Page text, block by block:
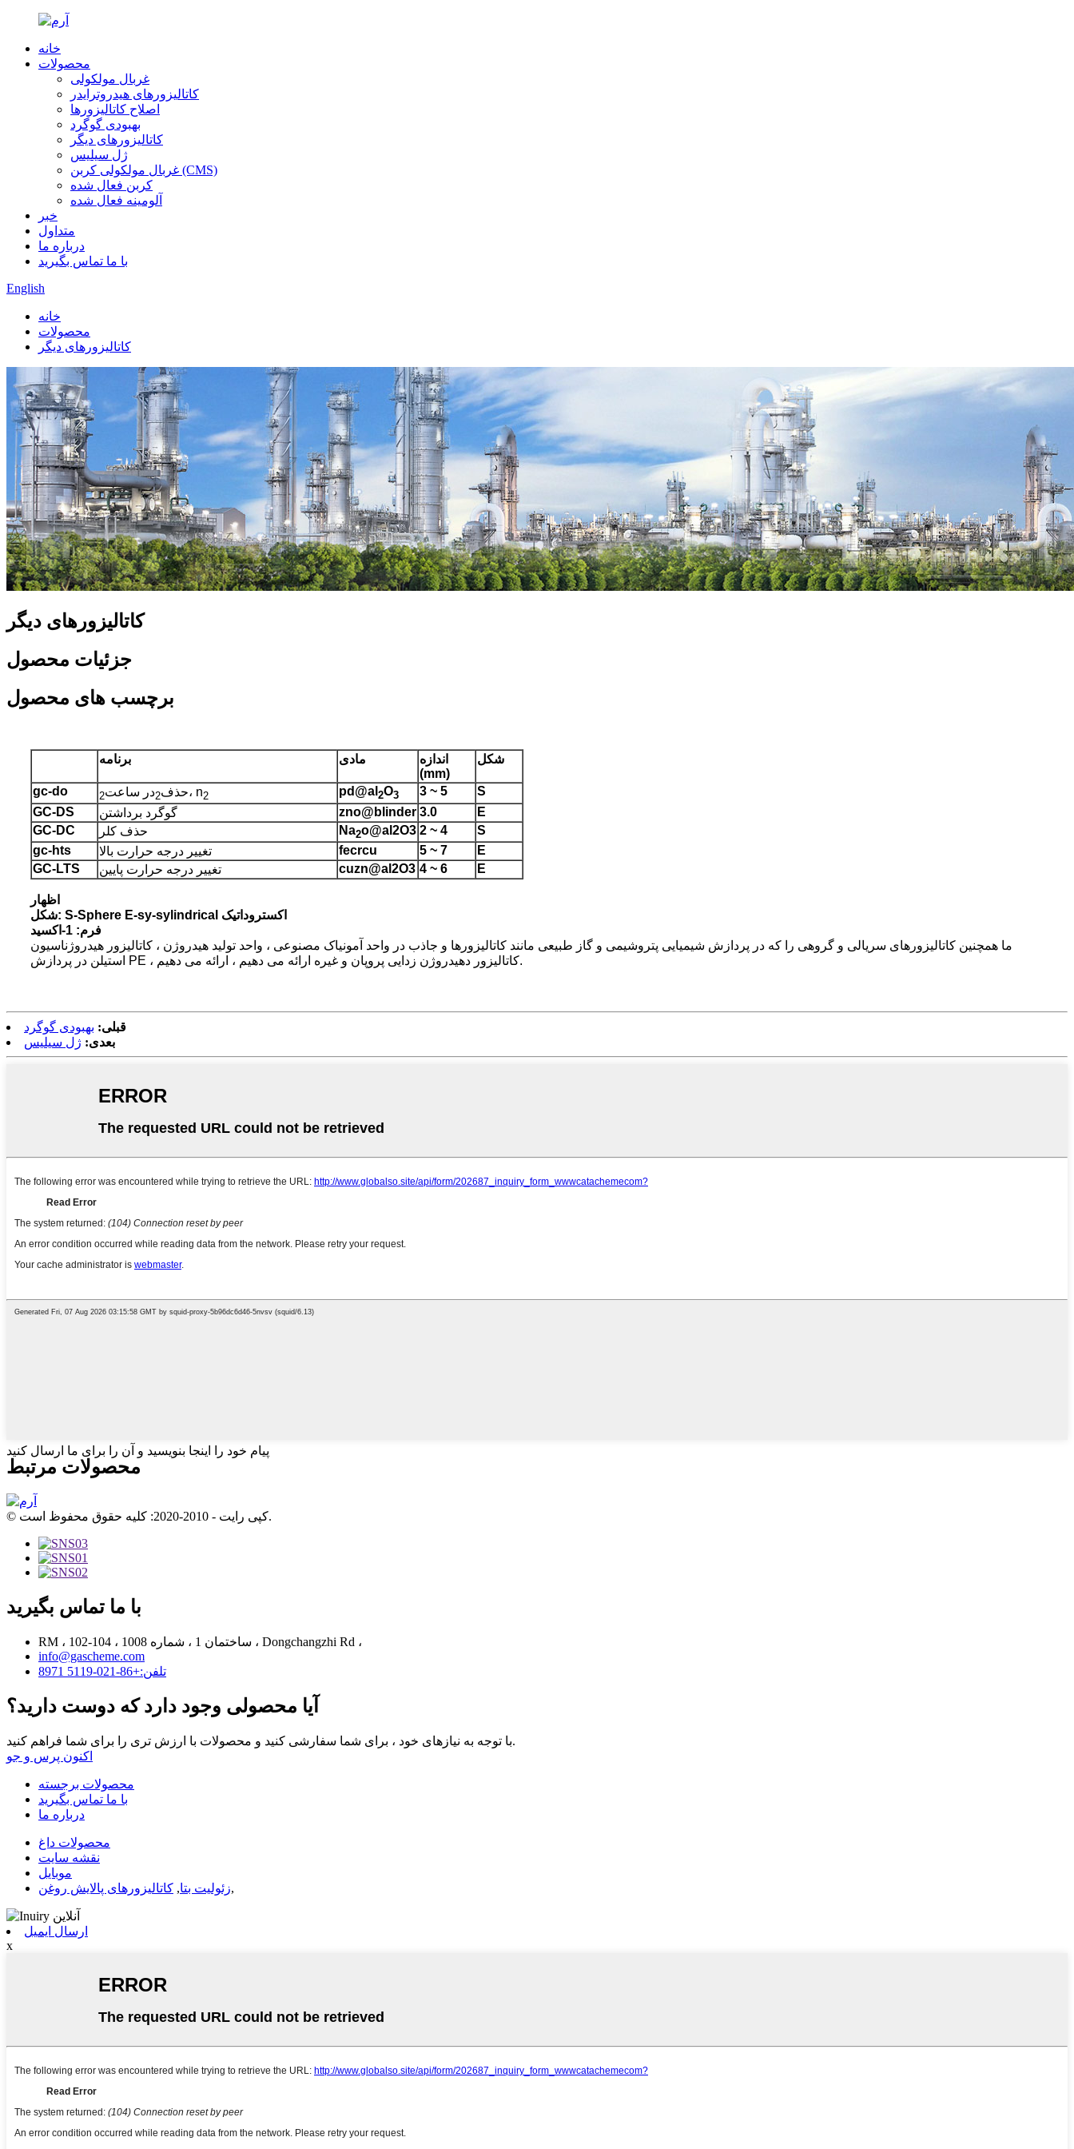
خانه
محصولات
غربال مولکولی
کاتالیزورهای هیدروترایدر
اصلاح کاتالیزورها
بهبودی گوگرد
کاتالیزورهای دیگر
ژل سیلیس
غربال مولکولی کربن (CMS)
کربن فعال شده
آلومینه فعال شده
خبر
متداول
درباره ما
با ما تماس بگیرید
English
خانه
محصولات
کاتالیزورهای دیگر
کاتالیزورهای دیگر
جزئیات محصول
برچسب های محصول
برنامه مادی
اندازه
(mm)
شکل
gc-do حذف2در ساعت2 ، n2 pd@al 2O3 3 ~ 5
S
GC-DS
گوگرد برداشتن zno@blinder 3.0
E
GC-DC
حذف کلر Na2o@al 2O3 2 ~ 4
S
gc-hts
تغییر درجه حرارت بالا fecrcu 5 ~ 7
E
GC-LTS
تغییر درجه حرارت پایین cuzn@al 2O3 4 ~ 6 E
اظهار
شکل: S-Sphere E-sy-sylindrical اکستروداتیک
فرم: 1-اکسید
ما همچنین کاتالیزورهای سریالی و گروهی را که در پردازش شیمیایی پتروشیمی و گاز طبیعی مانند کاتالیزورها و جاذب در واحد آمونیاک مصنوعی ، واحد تولید هیدروژن ، کاتالیزور هیدروژناسیون
استیلن در پردازش PE ، کاتالیزور دهیدروژن زدایی پروپان و غیره ارائه می دهیم ، ارائه می دهیم.
قبلی: بهبودی گوگرد
بعدی: ژل سیلیس
پیام خود را اینجا بنویسید و آن را برای ما ارسال کنید
محصولات مرتبط
© کپی رایت - 2010-2020: کلیه حقوق محفوظ است.
با ما تماس بگیرید
RM ، 102-104 ، ساختمان 1 ، شماره 1008 ، Dongchangzhi Rd ،
info@gascheme.com
تلفن:+86-021-5119 8971
آیا محصولی وجود دارد که دوست دارید؟
با توجه به نیازهای خود ، برای شما سفارشی کنید و محصولات با ارزش تری را برای شما فراهم کنید.
اکنون پرس و جو
محصولات برجسته
با ما تماس بگیرید
درباره ما
محصولات داغ
نقشه سایت
موبایل
زئولیت بتا, کاتالیزورهای پالایش روغن ,
ارسال ایمیل
x